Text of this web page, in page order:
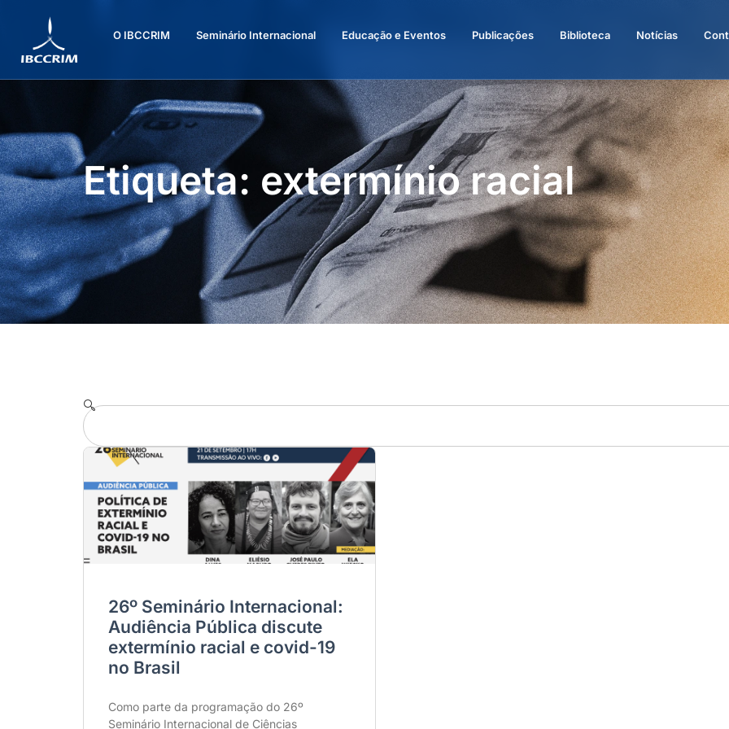
O IBCCRIM Seminário Internacional Educação e Eventos Publicações Biblioteca Notícias
Etiqueta: extermínio racial
26º Seminário Internacional:
Audiência Pública discute
extermínio racial e covid-19
no Brasil
Como parte da programação do 26º
Seminário Internacional de Ciências